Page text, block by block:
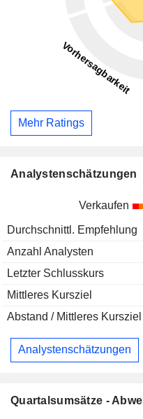
Mehr Ratings
Analystenschätzungen
Verkaufen
Durchschnittl. Empfehlung
Anzahl Analysten
Letzter Schlusskurs
Mittleres Kursziel
Abstand / Mittleres Kursziel
Analystenschätzungen
Quartalsumsätze -